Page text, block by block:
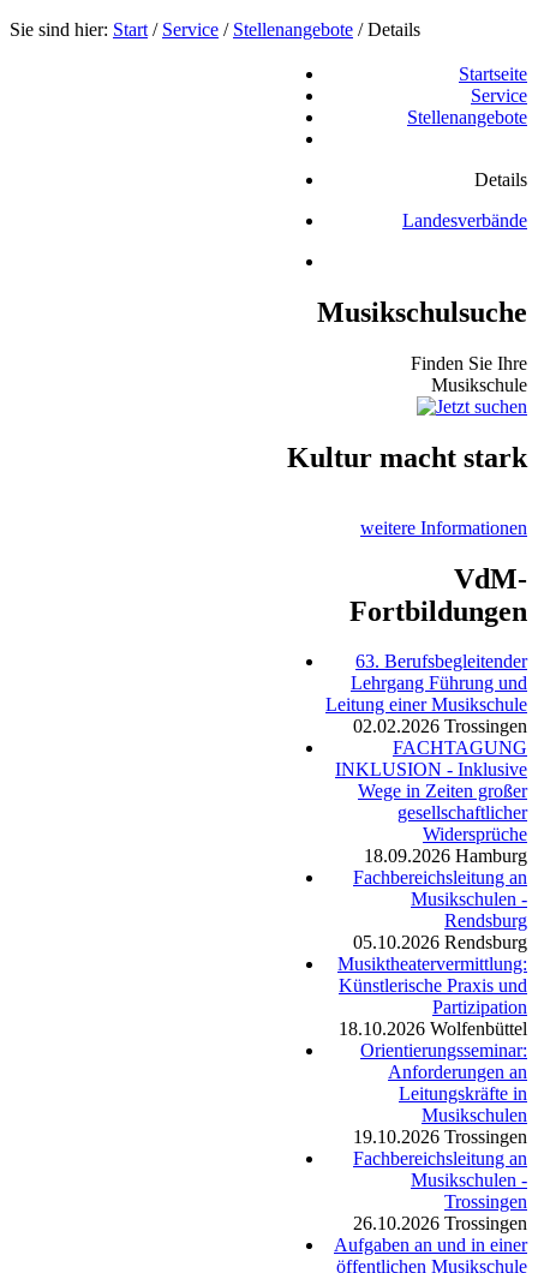
Sie sind hier: Start / Service / Stellenangebote /Details
Startseite
Service
Stellenangebote
Details
Landesverbände
Musikschulsuche
Finden Sie Ihre
Musikschule
Kultur macht stark
weitere Informationen
VdM-
Fortbildungen
63. Berufsbegleitender
Lehrgang Führung und
Leitung einer Musikschule
02.02.2026 Trossingen
FACHTAGUNG
INKLUSION - Inklusive
Wege in Zeiten großer
gesellschaftlicher
Widersprüche
18.09.2026 Hamburg
Fachbereichsleitung an
Musikschulen -
Rendsburg
05.10.2026 Rendsburg
Musiktheatervermittlung:
Künstlerische Praxis und
Partizipation
18.10.2026 Wolfenbüttel
Orientierungsseminar:
Anforderungen an
Leitungskräfte in
Musikschulen
19.10.2026 Trossingen
Fachbereichsleitung an
Musikschulen -
Trossingen
26.10.2026 Trossingen
Aufgaben an und in einer
öffentlichen Musikschule